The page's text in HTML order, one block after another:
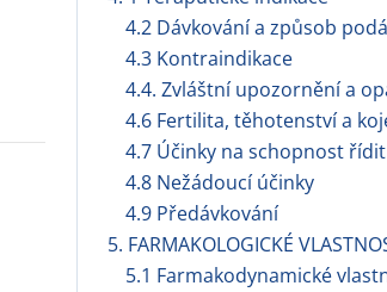
4.2 Dávkování a způsob
4.3 Kontraindikace
4.4. Zvláštní upozornění a
4.6 Fertilita, těhotenství a
4.7 Účinky na schopnost
4.8 Nežádoucí účinky
4.9 Předávkování
5. FARMAKOLOGICKÉ
5.1 Farmakodynamické